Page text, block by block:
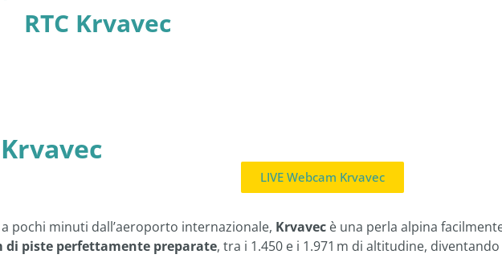
RTC Krvavec
LIVE Webcam Krvavec
a pochi minuti dall’aeroporto internazionale, Krvavec è una perla alpina
di piste perfettamente preparate, tra i 1.450 e i 1.971 m di altitudine,